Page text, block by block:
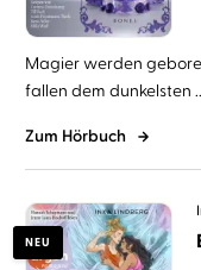
Magier werden
fallen dem dunkelsten
Zum Hörbuch
NEU